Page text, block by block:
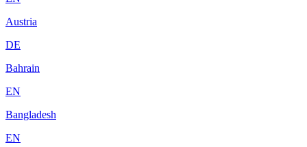
Austria
DE
Bahrain
EN
Bangladesh
EN